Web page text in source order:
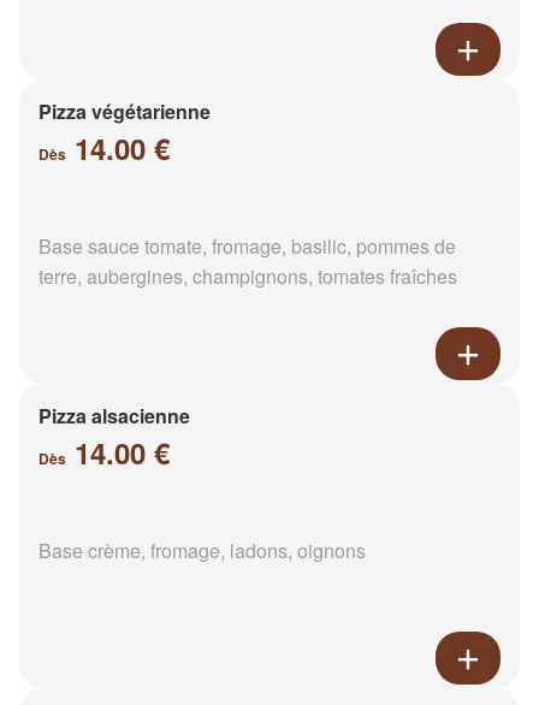
Pizza végétarienne
Dès 14.00 €
Base sauce tomate, fromage, basilic, pommes de
terre, aubergines, champignons, tomates fraîches
Pizza alsacienne
Dès 14.00 €
Base crème, fromage, ladons, oignons